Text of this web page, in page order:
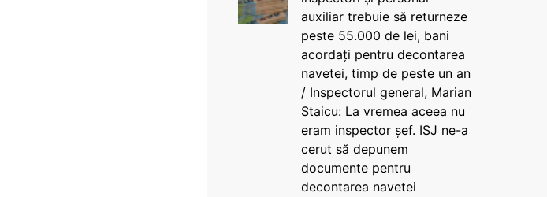
auxiliar trebuie să returneze
peste 55.000 de lei, bani
acordați pentru decontarea
navetei, timp de peste un an
/ Inspectorul general, Marian
Staicu: La vremea aceea nu
eram inspector șef. ISJ ne-a
cerut să depunem
documente pentru
decontarea navetei